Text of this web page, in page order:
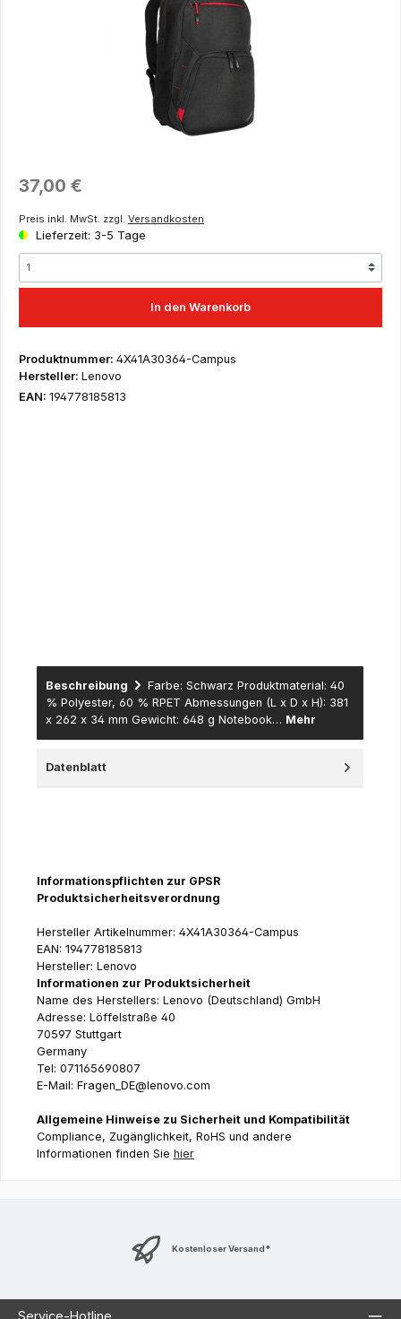
Regulärer Preis:
37,00 €
Preis inkl. MwSt. zzgl. Versandkosten
Lieferzeit: 3-5 Tage
In den Warenkorb
Produktnummer: 4X41A30364-Campus
Hersteller: Lenovo
EAN: 194778185813
Beschreibung
Farbe: Schwarz Produktmaterial: 40
% Polyester, 60 % RPET Abmessungen (L x D x H): 381
x 262 x 34 mm Gewicht: 648 g Notebook… Mehr
Datenblatt
Informationspflichten zur GPSR
Produktsicherheitsverordnung
Hersteller Artikelnummer: 4X41A30364-Campus
EAN: 194778185813
Hersteller: Lenovo
Informationen zur Produktsicherheit
Name des Herstellers: Lenovo (Deutschland) GmbH
Adresse: Löffelstraße 40
70597 Stuttgart
Germany
Tel: 071165690807
E-Mail: Fragen_DE@lenovo.com
Allgemeine Hinweise zu Sicherheit und Kompatibilität
Compliance, Zugänglichkeit, RoHS und andere
Informationen finden Sie hier
Kostenloser Versand*
Service-Hotline